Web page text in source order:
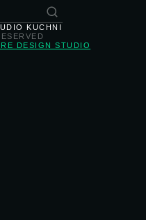
KUCHNI
DESIGN STUDIO